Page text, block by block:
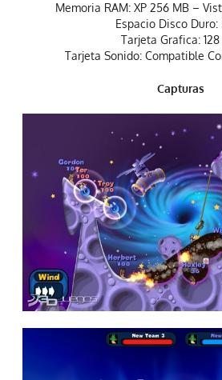
Memoria RAM: XP 256 MB –
Espacio Disco Duro:
Tarjeta Grafica:
Tarjeta Sonido: Compatible
Capturas